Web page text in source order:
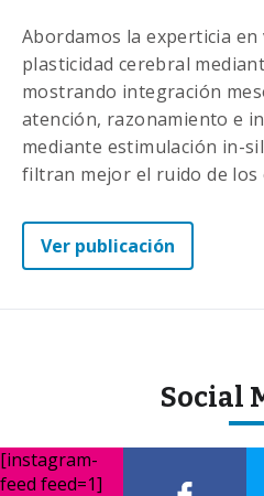
Abordamos la experticia
plasticidad cerebral
mostrando integración
atención, razonamiento e
mediante estimulación in-
filtran mejor el ruido de los
Ver publicación
Social
[instagram-
feed feed=1]